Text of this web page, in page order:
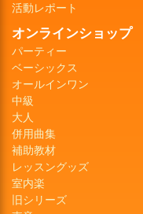
活動レポート
オンラインショップ
パーティー
ベーシックス
オールインワン
中級
大人
併用曲集
補助教材
レッスングッズ
室内楽
旧シリーズ